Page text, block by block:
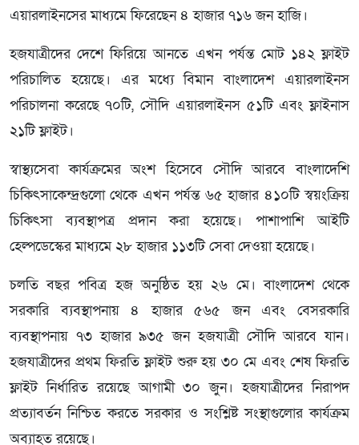
এয়ারলাইনসের মাধ্যমে ফিরেছেন ৪ হাজার ৭১৬ জন হাজি।
হজযাত্রীদের দেশে ফিরিয়ে আনতে এখন পর্যন্ত মোট ১৪২ ফ্লাইট
পরিচালিত হয়েছে। এর মধ্যে বিমান বাংলাদেশ এয়ারলাইনস
পরিচালনা করেছে ৭০টি, সৌদি এয়ারলাইনস ৫১টি এবং ফ্লাইনাস
২১টি ফ্লাইট।
স্বাস্থ্যসেবা কার্যক্রমের অংশ হিসেবে সৌদি আরবে বাংলাদেশি
চিকিৎসাকেন্দ্রগুলো থেকে এখন পর্যন্ত ৬৫ হাজার ৪১০টি স্বয়ংক্রিয়
চিকিৎসা ব্যবস্থাপত্র প্রদান করা হয়েছে। পাশাপাশি আইটি
হেল্পডেস্কের মাধ্যমে ২৮ হাজার ১১৩টি সেবা দেওয়া হয়েছে।
চলতি বছর পবিত্র হজ অনুষ্ঠিত হয় ২৬ মে। বাংলাদেশ থেকে
সরকারি ব্যবস্থাপনায় ৪ হাজার ৫৬৫ জন এবং বেসরকারি
ব্যবস্থাপনায় ৭৩ হাজার ৯৩৫ জন হজযাত্রী সৌদি আরবে যান।
হজযাত্রীদের প্রথম ফিরতি ফ্লাইট শুরু হয় ৩০ মে এবং শেষ ফিরতি
ফ্লাইট নির্ধারিত রয়েছে আগামী ৩০ জুন। হজযাত্রীদের নিরাপদ
প্রত্যাবর্তন নিশ্চিত করতে সরকার ও সংশ্লিষ্ট সংস্থাগুলোর কার্যক্রম
অব্যাহত রয়েছে।